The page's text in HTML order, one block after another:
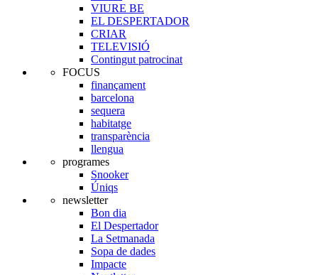
VIURE BE
EL DESPERTADOR
CRIAR
TELEVISIÓ
Contingut patrocinat
FOCUS
finançament
barcelona
sequera
habitatge
transparència
llengua
programes
Snooker
Úniqs
newsletter
Bon dia
El Despertador
La Setmanada
Sopa de dades
Impacte